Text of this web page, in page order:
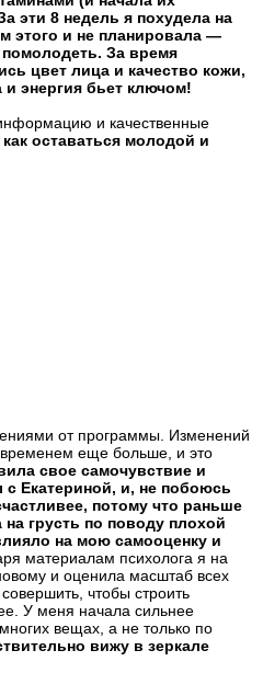
эти 8 недель я похудела на
этого и не планировала —
За время
цвет лица и качество кожи,
энергия бьет ключом!
и качественные
оставаться молодой и
от программы. Изменений
еще больше, и это
свое самочувствие и
Екатериной, и, не побоюсь
потому что раньше
грусть по поводу плохой
на мою самооценку и
материалам психолога я на
и оценила масштаб всех
чтобы строить
У меня начала сильнее
вещах, а не только по
вижу в зеркале